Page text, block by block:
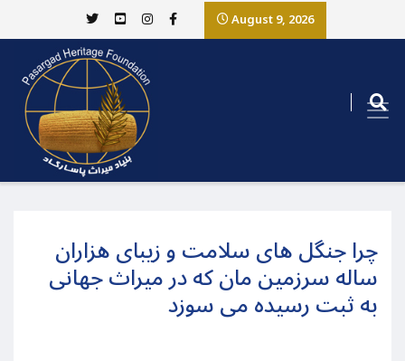
August 9, 2026
چرا جنگل های سلامت و زیبای هزاران
ساله سرزمین مان که در میراث جهانی
به ثبت رسیده می سوزد